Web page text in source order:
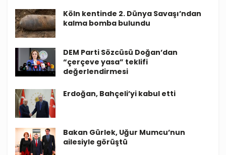
Köln kentinde 2. Dünya Savaşı’ndan
kalma bomba bulundu
DEM Parti Sözcüsü Doğan’dan
“çerçeve yasa” teklifi
değerlendirmesi
Erdoğan, Bahçeli’yi kabul etti
Bakan Gürlek, Uğur Mumcu’nun
ailesiyle görüştü